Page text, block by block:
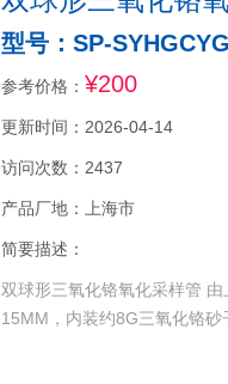
型号：SP-SYHGCYG
参考价格： ¥200
更新时间：2026-04-14
访问次数：2437
产品厂地：上海市
简要描述：
双球形三氧化铬氧化采样管
15MM，内装约8G三氧化铬砂